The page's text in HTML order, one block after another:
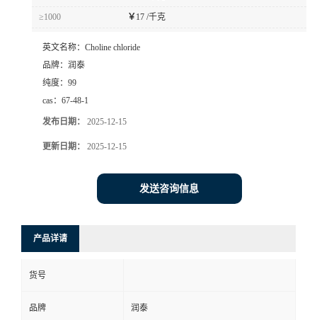
≥1000 ￥ 17 /千克
英文名称： Choline chloride
品牌： 润泰
纯度： 99
cas： 67-48-1
发布日期： 2025-12-15
更新日期： 2025-12-15
发送咨询信息
产品详请
货号
品牌 润泰